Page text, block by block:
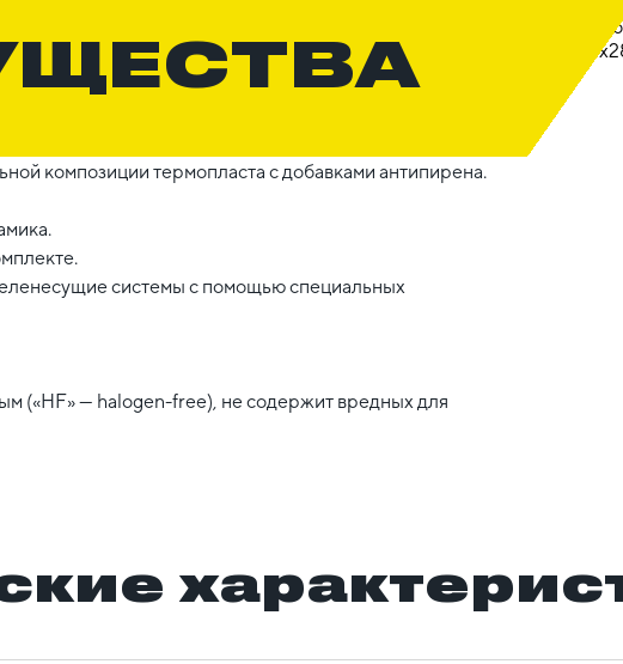
композиции термопласта с добавками антипирена.
системы с помощью специальных
(«HF» — halogen-free), не содержит вредных для